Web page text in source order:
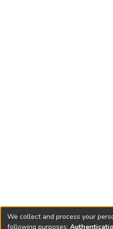
We collect and process your
following purposes: